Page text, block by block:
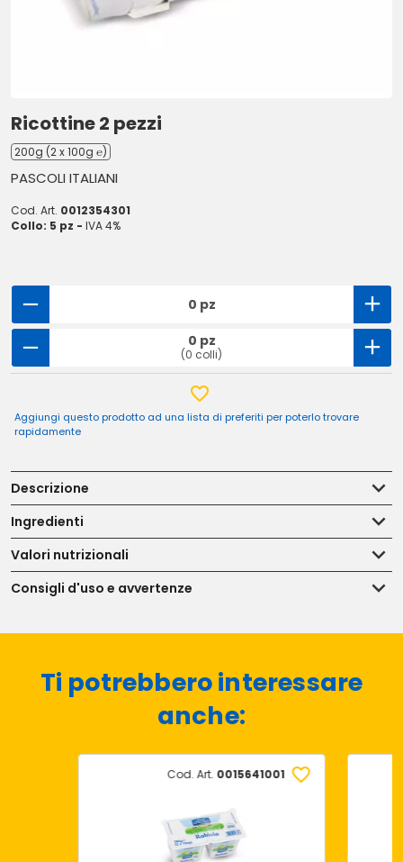
Ricottine 2 pezzi
200g (2 x 100g ℮)
PASCOLI ITALIANI
Cod. Art. 0012354301
Collo: 5 pz - IVA 4%
0 pz
0 pz
(0 colli)
Aggiungi questo prodotto ad una lista di preferiti per poterlo trovare
rapidamente
Descrizione
Ingredienti
Valori nutrizionali
Consigli d'uso e avvertenze
Ti potrebbero interessare
anche:
Cod. Art. 0015641001